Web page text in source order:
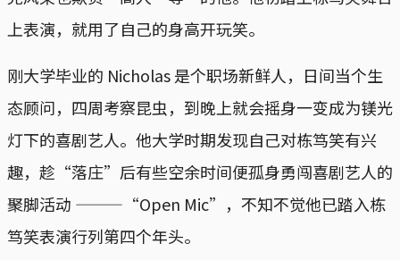
上表演，就用了自己的身高开玩笑。
刚大学毕业的 Nicholas 是个职场新鲜人，日间当个生
态顾问，四周考察昆虫，到晚上就会摇身一变成为镁光
灯下的喜剧艺人。他大学时期发现自己对栋笃笑有兴
趣，趁“落庄”后有些空余时间便孤身勇闯喜剧艺人的
聚脚活动 ———“Open Mic”，不知不觉他已踏入栋
笃笑表演行列第四个年头。